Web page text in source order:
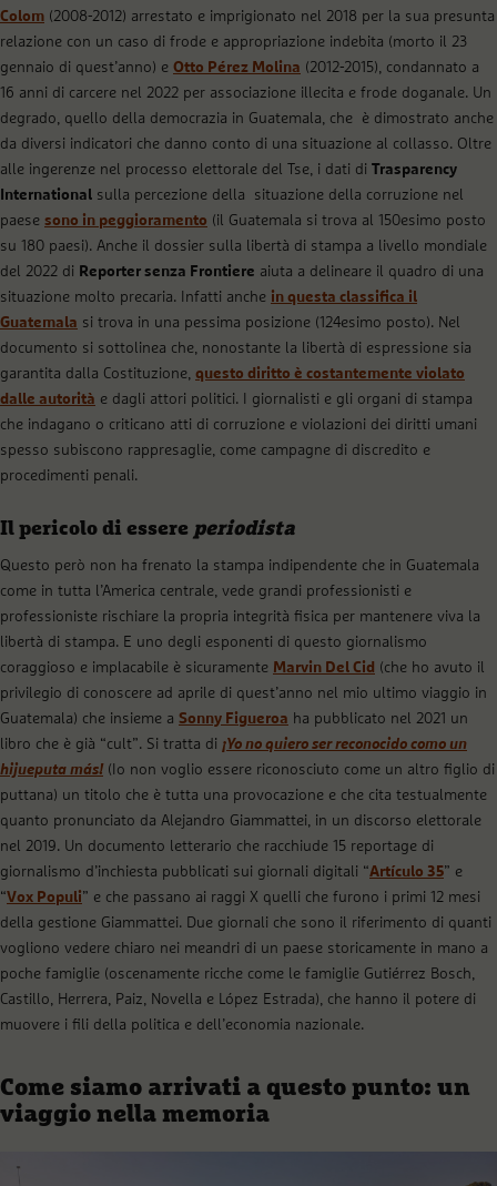
Colom (2008-2012) arrestato e imprigionato nel 2018 per la sua presunta
relazione con un caso di frode e appropriazione indebita (morto il 23
gennaio di quest’anno) e Otto Pérez Molina (2012-2015), condannato a
16 anni di carcere nel 2022 per associazione illecita e frode doganale. Un
degrado, quello della democrazia in Guatemala, che è dimostrato anche
da diversi indicatori che danno conto di una situazione al collasso. Oltre
alle ingerenze nel processo elettorale del Tse, i dati di Trasparency
International sulla percezione della situazione della corruzione nel
paese sono in peggioramento (il Guatemala si trova al 150esimo posto
su 180 paesi). Anche il dossier sulla libertà di stampa a livello mondiale
del 2022 di Reporter senza Frontiere aiuta a delineare il quadro di una
situazione molto precaria. Infatti anche in questa classifica il
Guatemala si trova in una pessima posizione (124esimo posto). Nel
documento si sottolinea che, nonostante la libertà di espressione sia
garantita dalla Costituzione, questo diritto è costantemente violato
dalle autorità e dagli attori politici. I giornalisti e gli organi di stampa
che indagano o criticano atti di corruzione e violazioni dei diritti umani
spesso subiscono rappresaglie, come campagne di discredito e
procedimenti penali.
Il pericolo di essere periodista
Questo però non ha frenato la stampa indipendente che in Guatemala
come in tutta l’America centrale, vede grandi professionisti e
professioniste rischiare la propria integrità fisica per mantenere viva la
libertà di stampa. E uno degli esponenti di questo giornalismo
coraggioso e implacabile è sicuramente Marvin Del Cid (che ho avuto il
privilegio di conoscere ad aprile di quest’anno nel mio ultimo viaggio in
Guatemala) che insieme a Sonny Figueroa ha pubblicato nel 2021 un
libro che è già “cult”. Si tratta di ¡Yo no quiero ser reconocido como un
hijueputa más!(Io non voglio essere riconosciuto come un altro figlio di
puttana) un titolo che è tutta una provocazione e che cita testualmente
quanto pronunciato da Alejandro Giammattei, in un discorso elettorale
nel 2019. Un documento letterario che racchiude 15 reportage di
giornalismo d’inchiesta pubblicati sui giornali digitali “Artículo 35” e
“Vox Populi” e che passano ai raggi X quelli che furono i primi 12 mesi
della gestione Giammattei. Due giornali che sono il riferimento di quanti
vogliono vedere chiaro nei meandri di un paese storicamente in mano a
poche famiglie (oscenamente ricche come le famiglie Gutiérrez Bosch,
Castillo, Herrera, Paiz, Novella e López Estrada), che hanno il potere di
muovere i fili della politica e dell’economia nazionale.
Come siamo arrivati a questo punto: un
viaggio nella memoria